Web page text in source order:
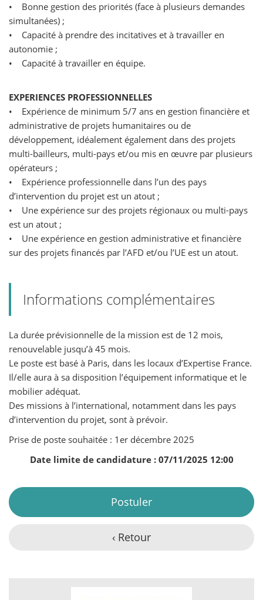
• Bonne gestion des priorités (face à plusieurs demandes
simultanées) ;
• Capacité à prendre des incitatives et à travailler en
autonomie ;
• Capacité à travailler en équipe.
EXPERIENCES PROFESSIONNELLES
• Expérience de minimum 5/7 ans en gestion financière et
administrative de projets humanitaires ou de
développement, idéalement également dans des projets
multi-bailleurs, multi-pays et/ou mis en œuvre par plusieurs
opérateurs ;
• Expérience professionnelle dans l’un des pays
d’intervention du projet est un atout ;
• Une expérience sur des projets régionaux ou multi-pays
est un atout ;
• Une expérience en gestion administrative et financière
sur des projets financés par l’AFD et/ou l’UE est un atout.
Informations complémentaires
La durée prévisionnelle de la mission est de 12 mois,
renouvelable jusqu’à 45 mois.
Le poste est basé à Paris, dans les locaux d’Expertise France.
Il/elle aura à sa disposition l’équipement informatique et le
mobilier adéquat.
Des missions à l’international, notamment dans les pays
d’intervention du projet, sont à prévoir.
Prise de poste souhaitée : 1er décembre 2025
Date limite de candidature : 07/11/2025 12:00
Postuler
‹ Retour